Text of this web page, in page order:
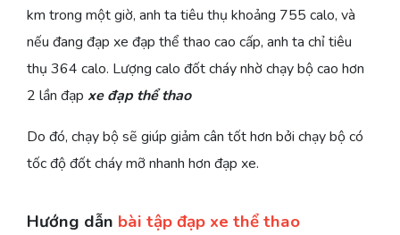
km trong một giờ, anh ta tiêu thụ khoảng 755 calo, và
nếu đang đạp xe đạp thể thao cao cấp, anh ta chỉ tiêu
thụ 364 calo. Lượng calo đốt cháy nhờ chạy bộ cao hơn
2 lần đạp xe đạp thể thao
Do đó, chạy bộ sẽ giúp giảm cân tốt hơn bởi chạy bộ có
tốc độ đốt cháy mỡ nhanh hơn đạp xe.
Hướng dẫn bài tập đạp xe thể thao